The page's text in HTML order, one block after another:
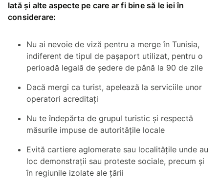
Iată și alte aspecte pe care ar fi bine să le iei în
considerare:
Nu ai nevoie de viză pentru a merge în Tunisia,
indiferent de tipul de pașaport utilizat, pentru o
perioadă legală de şedere de până la 90 de zile
Dacă mergi ca turist, apelează la serviciile unor
operatori acreditaţi
Nu te îndepărta de grupul turistic şi respectă
măsurile impuse de autorităţile locale
Evită cartiere aglomerate sau localitățile unde au
loc demonstraţii sau proteste sociale, precum şi
în regiunile izolate ale ţării